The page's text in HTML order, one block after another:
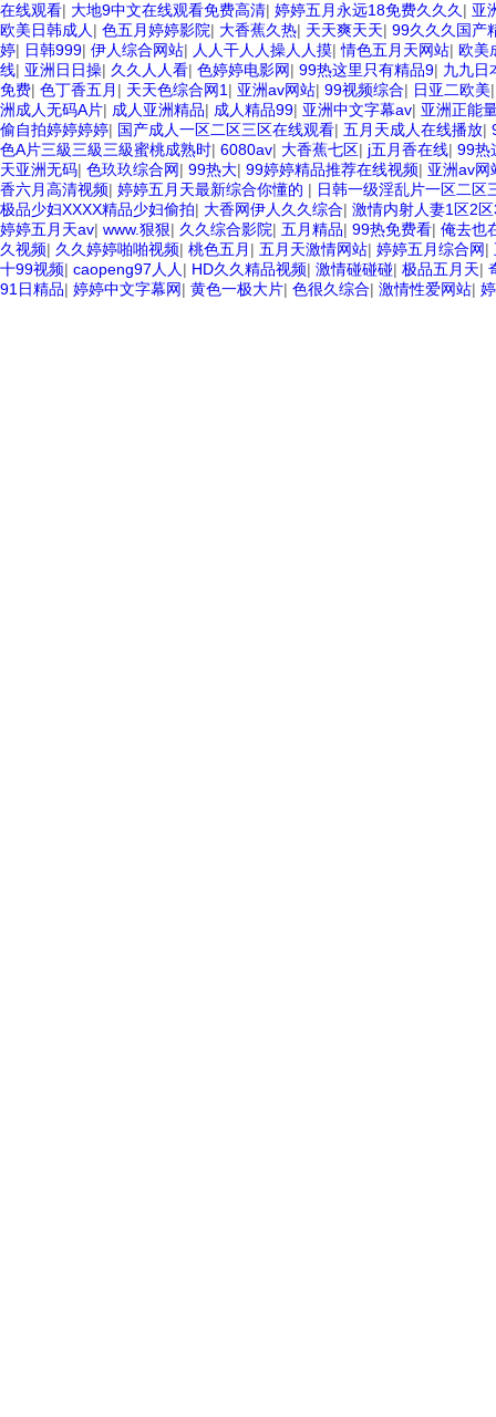
在线观看| 大地9中文在线观看免费高清| 婷婷五月永远18免费久久久 | 亚
欧美日韩成人 | 色五月婷婷影院| 大香蕉久热| 天天爽天天| 99久久久国产
婷| 日韩999| 伊人综合网站| 人人干人人操人人摸|情色五月天网站| 欧美
线| 亚洲日日操| 久久人人看| 色婷婷电影网| 99热这里只有精品9| 九九日
免费| 色丁香五月 | 天天色综合网1 | 亚洲av网站| 99视频综合| 日亚二欧美
洲成人无码A片| 成人亚洲精品| 成人精品99| 亚洲中文字幕av| 亚洲正能
偷自拍婷婷婷婷| 国产成人一区二区三区在线观看| 五月天成人在线播放|
色A片三級三級三級蜜桃成熟时| 6080av| 大香蕉七区| j五月香在线| 99热
天亚洲无码| 色玖玖综合网| 99热大| 99婷婷精品推荐在线视频| 亚洲av网
香六月高清视频| 婷婷五月天最新综合你懂的 | 日韩一级淫乱片一区二区
极品少妇XXXX精品少妇偷拍| 大香网伊人久久综合| 激情内射人妻1区2
婷婷五月天av| www.狠狠| 久久综合影院| 五月精品| 99热免费看| 俺去也
久视频| 久久婷婷啪啪视频| 桃色五月 | 五月天激情网站| 婷婷五月综合网|
十99视频| caopeng97人人 | HD久久精品视频| 激情碰碰碰| 极品五月天|
91日精品| 婷婷中文字幕网| 黄色一极大片| 色很久综合| 激情性爱网站|